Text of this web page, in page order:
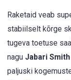
Raketaid veab
stabiilselt kõrge
tugeva toetuse
nagu Jabari
paljuski